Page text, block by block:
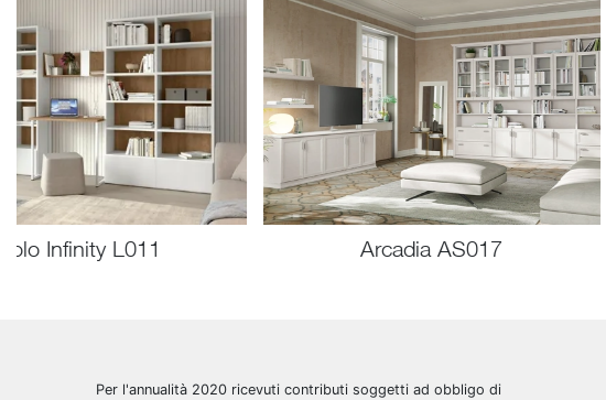
Infinity L011 Arcadia AS017
Per l'annualità 2020 ricevuti contributi soggetti ad obbligo di